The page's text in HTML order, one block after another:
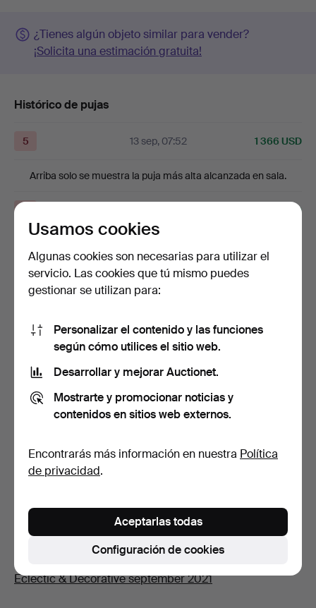
¿Tienes algún objeto similar para vender?
¡Solicita una estimación gratuita!
Histórico de pujas
5 13 sep, 07:52 1 366 USD
Arriba solo se muestra la puja más alta alcanzada en sala.
1 364 USD
Mostrar las 8 pujas
Descripción
decoración dorada en tonos pastel en forma de
kymation, candelabros de latón, luego copas plateadas,
ovaladas 55,5 x 40 cm.
Reparaciones menores de chapa, monturas para armas
ligeras posiblemente no originales, piezas traseras
contacto con: bertil.carlsson@auktionsverket.se.
Subasta en sala
Eclectic & Decorative september 2021
Usamos cookies
Algunas cookies son necesarias para utilizar el
servicio. Las cookies que tú mismo puedes
gestionar se utilizan para:
Personalizar el contenido y las funciones
según cómo utilices el sitio web.
Desarrollar y mejorar Auctionet.
Mostrarte y promocionar noticias y
contenidos en sitios web externos.
Encontrarás más información en nuestra Política
de privacidad.
Configuración de cookies
Aceptarlas todas